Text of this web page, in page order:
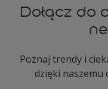
Dołącz do
Poznaj trendy i
dzięki naszemu